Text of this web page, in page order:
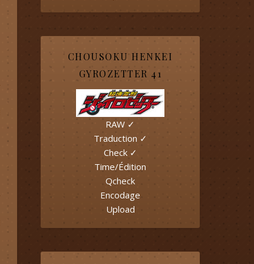
CHOUSOKU HENKEI
GYROZETTER 41
RAW ✓
Traduction ✓
Check ✓
Time/Édition
Qcheck
Encodage
Upload